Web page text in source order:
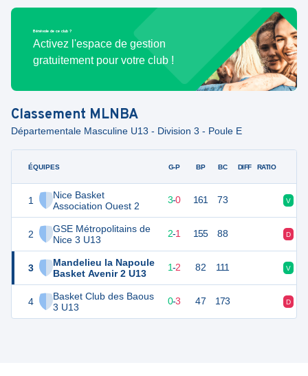
Bénévole de ce club ?
Activez l'espace de gestion
gratuitement pour votre club !
Classement MLNBA
Départementale Masculine U13 - Division 3 - Poule E
ÉQUIPES
1
Nice Basket
Association Ouest 2
2
GSE Métropolitains de
Nice 3 U13
3
Mandelieu la Napoule
Basket Avenir 2 U13
4
Basket Club des Baous
3 U13
G-P BP BC DIFF RATIO
3-0 161 73 V
5 3 2-1 155 88 D
4 3 1-2 82 111 V
3 3 0-3 47 173 D